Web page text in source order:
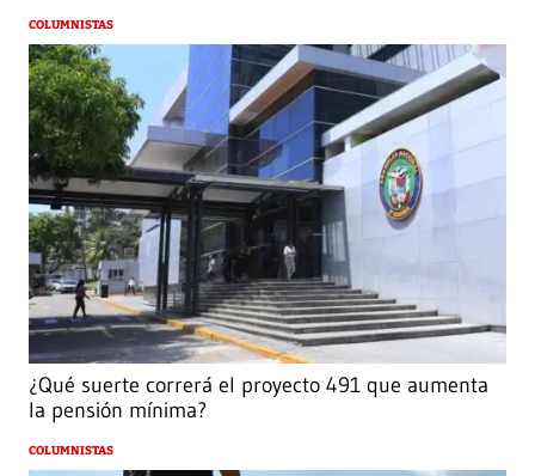
COLUMNISTAS
¿Qué suerte correrá el proyecto 491 que aumenta
la pensión mínima?
COLUMNISTAS